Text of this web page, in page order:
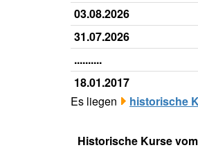
03.08.2026
31.07.2026
..........
18.01.2017
Es liegen
historische
Historische Kurse